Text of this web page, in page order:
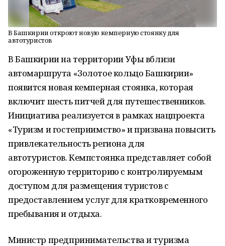
В Башкирии откроют новую кемперную стоянку для
автотуристов
В Башкирии на территории Уфы вблизи
автомаршрута «Золотое кольцо Башкирии»
появится новая кемперная стоянка, которая
включит шесть питчей для путешественников.
Инициатива реализуется в рамках нацпроекта
«Туризм и гостеприимство» и призвана повысить
привлекательность региона для
автотуристов. Кемпстоянка представляет собой
огороженную территорию с контролируемым
доступом для размещения туристов с
предоставлением услуг для кратковременного
пребывания и отдыха.
Министр предпринимательства и туризма